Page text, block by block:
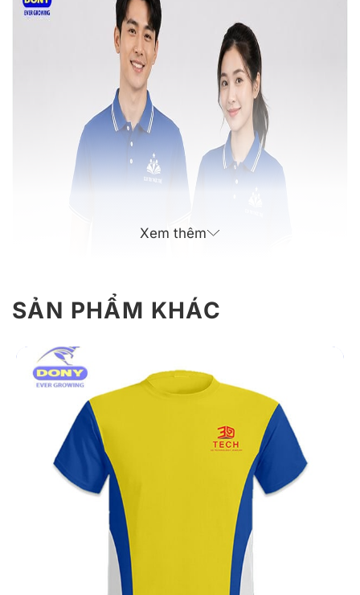
Áo thun câu lạc bộ màu xanh
Giới thiệu thông tin áo thun đồng phục
câu lạc bộ áo thun cá sấu màu xanh
Mẫu áo thun đồng phục câu lạc bộ màu xanh được
thiết kế trẻ trung với chất liệu cá sấu poly cao cấp,
Xem thêm
SẢN PHẨM KHÁC